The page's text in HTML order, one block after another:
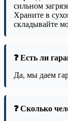
сильном
Храните в
складывайте
❓ Есть ли
Да, мы даем
❓ Сколько